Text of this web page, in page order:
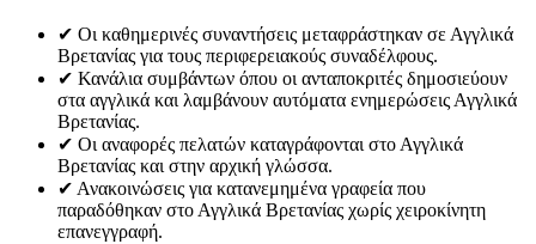
✔ Οι καθημερινές συναντήσεις μεταφράστηκαν σε Αγγλικά
Βρετανίας για τους περιφερειακούς συναδέλφους.
✔ Κανάλια συμβάντων όπου οι ανταποκριτές δημοσιεύουν
στα αγγλικά και λαμβάνουν αυτόματα ενημερώσεις Αγγλικά
Βρετανίας.
✔ Οι αναφορές πελατών καταγράφονται στο Αγγλικά
Βρετανίας και στην αρχική γλώσσα.
✔ Ανακοινώσεις για κατανεμημένα γραφεία που
παραδόθηκαν στο Αγγλικά Βρετανίας χωρίς χειροκίνητη
επανεγγραφή.